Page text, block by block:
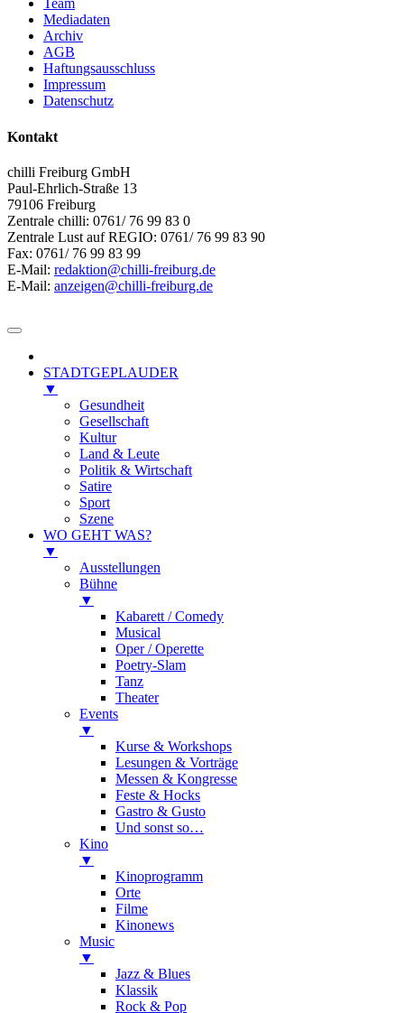
Team
Mediadaten
Archiv
AGB
Haftungsausschluss
Impressum
Datenschutz
Kontakt
chilli Freiburg GmbH
Paul-Ehrlich-Straße 13
79106 Freiburg
Zentrale chilli: 0761/ 76 99 83 0
Zentrale Lust auf REGIO: 0761/ 76 99 83 90
Fax: 0761/ 76 99 83 99
E-Mail: redaktion@chilli-freiburg.de
E-Mail: anzeigen@chilli-freiburg.de
STADTGEPLAUDER
▼
Gesundheit
Gesellschaft
Kultur
Land & Leute
Politik & Wirtschaft
Satire
Sport
Szene
WO GEHT WAS?
▼
Ausstellungen
Bühne
▼
Kabarett / Comedy
Musical
Oper / Operette
Poetry-Slam
Tanz
Theater
Events
▼
Kurse & Workshops
Lesungen & Vorträge
Messen & Kongresse
Feste & Hocks
Gastro & Gusto
Und sonst so…
Kino
▼
Kinoprogramm
Orte
Filme
Kinonews
Music
▼
Jazz & Blues
Klassik
Rock & Pop